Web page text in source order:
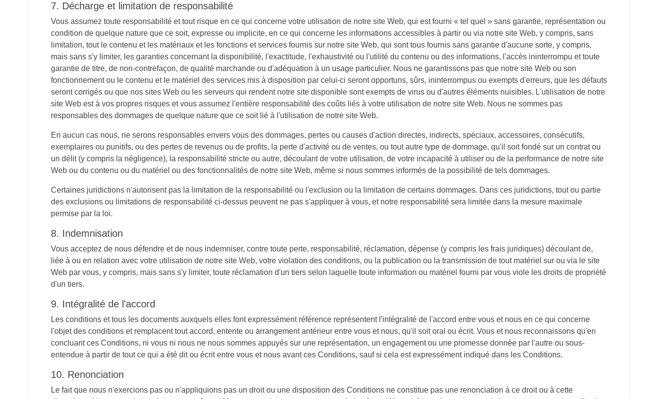
7. Décharge et limitation de responsabilité
Vous assumez toute responsabilité et tout risque en ce qui concerne votre utilisation de notre site Web, qui est fourni « tel quel » sans garantie, représentation ou
condition de quelque nature que ce soit, expresse ou implicite, en ce qui concerne les informations accessibles à partir ou via notre site Web, y compris, sans
limitation, tout le contenu et les matériaux et les fonctions et services fournis sur notre site Web, qui sont tous fournis sans garantie d'aucune sorte, y compris,
mais sans s'y limiter, les garanties concernant la disponibilité, l'exactitude, l'exhaustivité ou l'utilité du contenu ou des informations, l'accès ininterrompu et toute
garantie de titre, de non-contrefaçon, de qualité marchande ou d'adéquation à un usage particulier. Nous ne garantissons pas que notre site Web ou son
fonctionnement ou le contenu et le matériel des services mis à disposition par celui-ci seront opportuns, sûrs, ininterrompus ou exempts d'erreurs, que les défauts
seront corrigés ou que nos sites Web ou les serveurs qui rendent notre site disponible sont exempts de virus ou d'autres éléments nuisibles. L'utilisation de notre
site Web est à vos propres risques et vous assumez l'entière responsabilité des coûts liés à votre utilisation de notre site Web. Nous ne sommes pas
responsables des dommages de quelque nature que ce soit lié à l'utilisation de notre site Web.
En aucun cas nous, ne serons responsables envers vous des dommages, pertes ou causes d'action directes, indirects, spéciaux, accessoires, consécutifs,
exemplaires ou punitifs, ou des pertes de revenus ou de profits, la perte d'activité ou de ventes, ou tout autre type de dommage, qu'il soit fondé sur un contrat ou
un délit (y compris la négligence), la responsabilité stricte ou autre, découlant de votre utilisation, de votre incapacité à utiliser ou de la performance de notre site
Web ou du contenu ou du matériel ou des fonctionnalités de notre site Web, même si nous sommes informés de la possibilité de tels dommages.
Certaines juridictions n'autorisent pas la limitation de la responsabilité ou l'exclusion ou la limitation de certains dommages. Dans ces juridictions, tout ou partie
des exclusions ou limitations de responsabilité ci-dessus peuvent ne pas s'appliquer à vous, et notre responsabilité sera limitée dans la mesure maximale
permise par la loi.
8. Indemnisation
Vous acceptez de nous défendre et de nous indemniser, contre toute perte, responsabilité, réclamation, dépense (y compris les frais juridiques) découlant de,
liée à ou en relation avec votre utilisation de notre site Web, votre violation des conditions, ou la publication ou la transmission de tout matériel sur ou via le site
Web par vous, y compris, mais sans s'y limiter, toute réclamation d'un tiers selon laquelle toute information ou matériel fourni par vous viole les droits de propriété
d'un tiers.
9. Intégralité de l'accord
Les conditions et tous les documents auxquels elles font expressément référence représentent l'intégralité de l'accord entre vous et nous en ce qui concerne
l'objet des conditions et remplacent tout accord, entente ou arrangement antérieur entre vous et nous, qu'il soit oral ou écrit. Vous et nous reconnaissons qu'en
concluant ces Conditions, ni vous ni nous ne nous sommes appuyés sur une représentation, un engagement ou une promesse donnée par l'autre ou sous-
entendue à partir de tout ce qui a été dit ou écrit entre vous et nous avant ces Conditions, sauf si cela est expressément indiqué dans les Conditions.
10. Renonciation
Le fait que nous n'exercions pas ou n'appliquions pas un droit ou une disposition des Conditions ne constitue pas une renonciation à ce droit ou à cette